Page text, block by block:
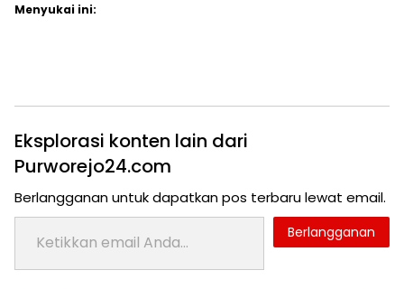
Menyukai ini:
Eksplorasi konten lain dari
Purworejo24.com
Berlangganan untuk dapatkan pos terbaru lewat email.
Ketikkan email Anda...
Berlangganan